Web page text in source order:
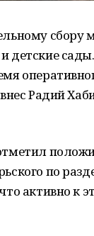
сбору
детские
Радий
по
активно к